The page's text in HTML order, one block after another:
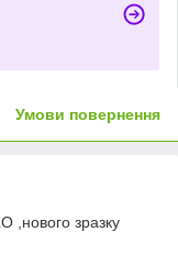
Умови повернення
,нового зразку